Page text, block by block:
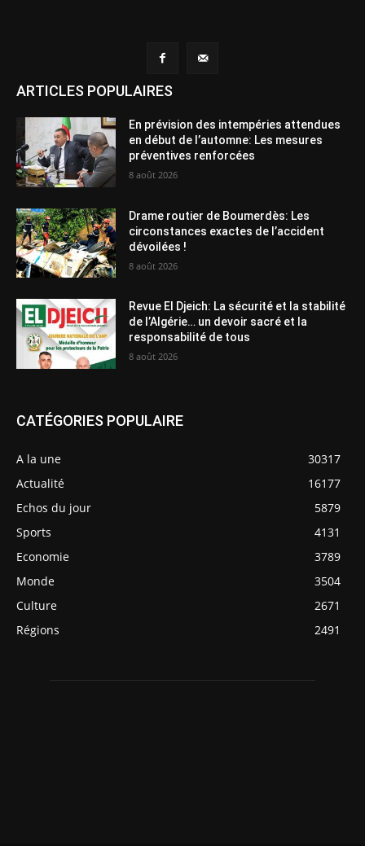
ARTICLES POPULAIRES
En prévision des intempéries attendues
en début de l’automne: Les mesures
préventives renforcées
8 août 2026
Drame routier de Boumerdès: Les
circonstances exactes de l’accident
dévoilées !
8 août 2026
Revue El Djeich: La sécurité et la stabilité
de l’Algérie… un devoir sacré et la
responsabilité de tous
8 août 2026
CATÉGORIES POPULAIRE
A la une
30317
Actualité
16177
Echos du jour
5879
Sports
4131
Economie
3789
Monde
3504
Culture
2671
Régions
2491